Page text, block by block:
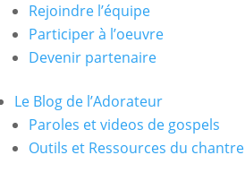
Rejoindre l’équipe
Participer à l’oeuvre
Devenir partenaire
Le Blog de l’Adorateur
Paroles et videos de gospels
Outils et Ressources du chantre